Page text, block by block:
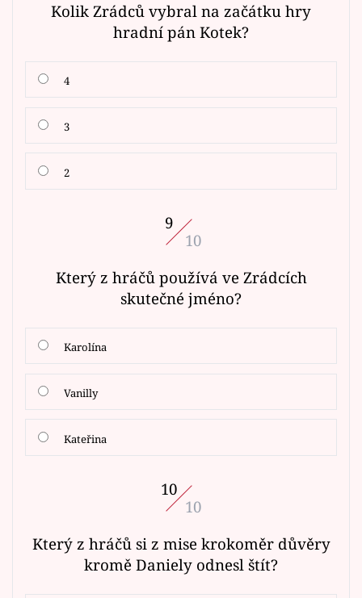
Kolik Zrádců vybral na začátku hry
hradní pán Kotek?
4
3
2
9
10
Který z hráčů používá ve Zrádcích
skutečné jméno?
Karolína
Vanilly
Kateřina
10
10
Který z hráčů si z mise krokoměr důvěry
kromě Daniely odnesl štít?